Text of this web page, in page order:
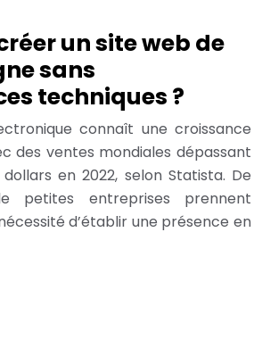
un site web de
sans
techniques ?
connaît une croissance
des ventes mondiales dépassant
en 2022, selon Statista. De
petites entreprises prennent
d’établir une présence en